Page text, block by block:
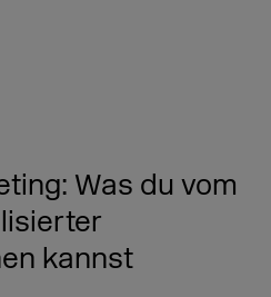
Was du vom
kannst